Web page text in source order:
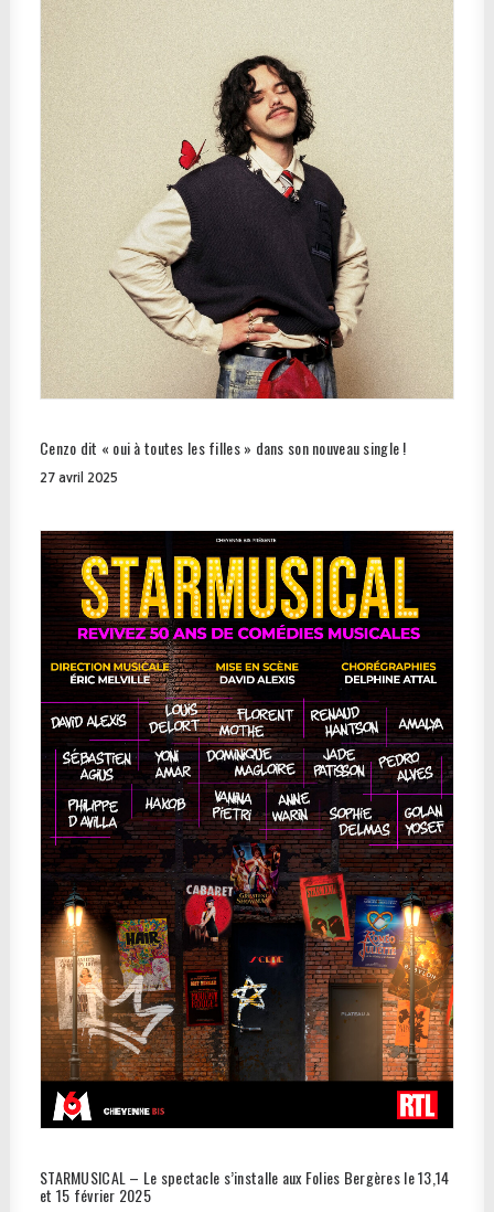
Cenzo dit « oui à toutes les filles » dans son nouveau single !
27 avril 2025
STARMUSICAL – Le spectacle s’installe aux Folies Bergères le 13,14
et 15 février 2025